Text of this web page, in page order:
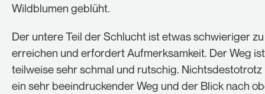
Wildblumen geblüht.
Der untere Teil der Schlucht ist etwas schwieriger zu
erreichen und erfordert Aufmerksamkeit. Der Weg ist
teilweise sehr schmal und rutschig. Nichtsdestotrotz
ein sehr beeindruckender Weg und der Blick nach